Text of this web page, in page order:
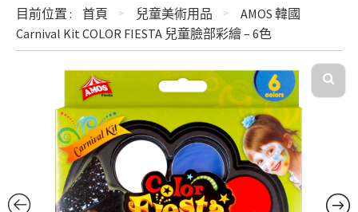
目前位置 : 首頁 兒童美術用品
AMOS 韓國
Carnival Kit COLOR FIESTA 兒童臉部彩繪 – 6色